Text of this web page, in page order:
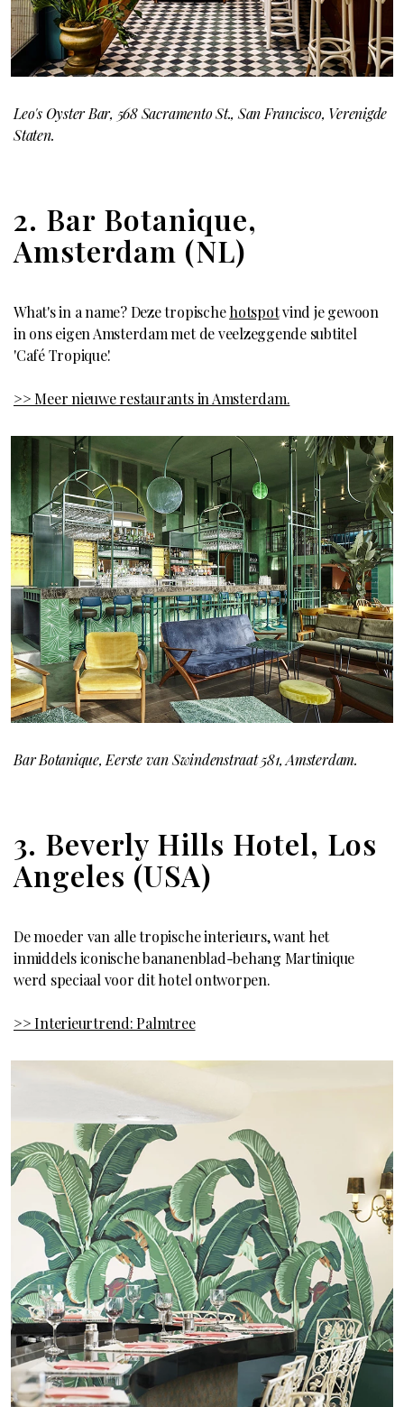
Leo's Oyster Bar, 568 Sacramento St., San Francisco, Verenigde
Staten.
2. Bar Botanique,
Amsterdam (NL)
What's in a name? Deze tropischehotspotvind je gewoon
in ons eigen Amsterdam met de veelzeggende subtitel
'Café Tropique'.
>> Meer nieuwe restaurants in Amsterdam.
Bar Botanique, Eerste van Swindenstraat 581, Amsterdam.
3. Beverly Hills Hotel, Los
Angeles (USA)
De moeder van alle tropische interieurs, want het
inmiddels iconische bananenblad-behang Martinique
werd speciaal voor dit hotel ontworpen.
>> Interieurtrend: Palmtree